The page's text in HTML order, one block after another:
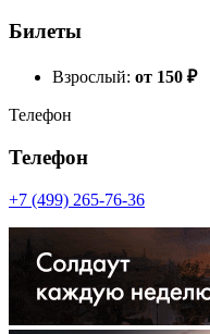
Билеты
Взрослый: от 150 ₽
Телефон
Телефон
+7 (499) 265-76-36